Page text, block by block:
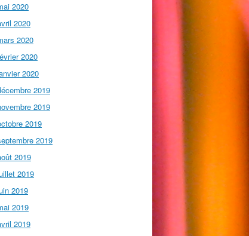
2020
2020
2020
2020
2020
2019
2019
2019
2019
2019
2019
2019
2019
2019